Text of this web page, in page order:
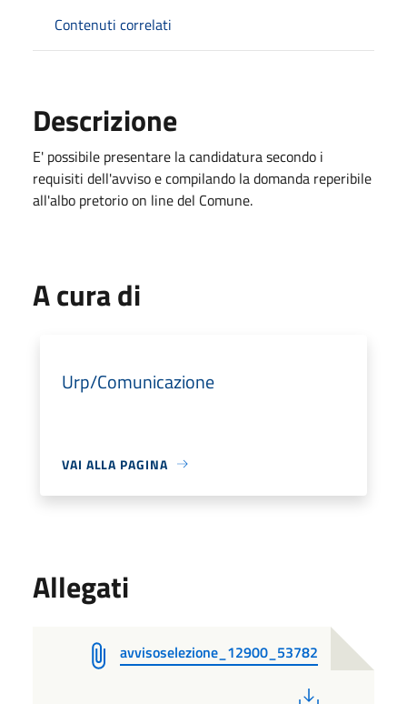
Contenuti correlati
Descrizione
E' possibile presentare la candidatura secondo i
requisiti dell'avviso e compilando la domanda reperibile
all'albo pretorio on line del Comune.
A cura di
Urp/Comunicazione
VAI ALLA PAGINA
Allegati
avvisoselezione_12900_53782